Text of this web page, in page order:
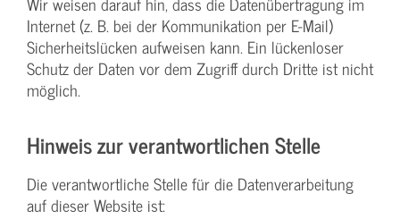
Internet (z. B. bei der Kommunikation per E-Mail)
Sicherheitslücken aufweisen kann. Ein lückenloser
Schutz der Daten vor dem Zugriff durch Dritte ist nicht
möglich.
Hinweis zur verantwortlichen Stelle
Die verantwortliche Stelle für die Datenverarbeitung
auf dieser Website ist: